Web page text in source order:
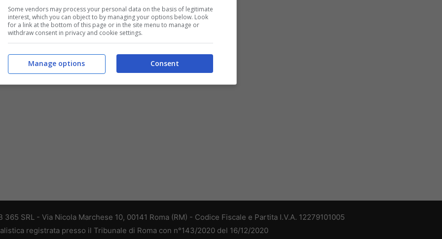
SRL - Via Nicola Marchese 10, 00141 Roma (RM) - Codice Fiscale e Partita I.V.A. 12279101005
registrata presso il Tribunale di Roma con n°143/2020 del 16/12/2020
Some vendors may process your personal data on the basis of legitimate
interest, which you can object to by managing your options below. Look
for a link at the bottom of this page or in the site menu to manage or
withdraw consent in privacy and cookie settings.
Consent
Manage options